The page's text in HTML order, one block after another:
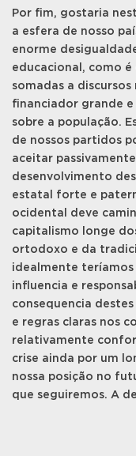
Por fim, gostaria
a esfera de nosso
enorme
educacional, como é
somadas a
financiador grande
sobre a população.
de nossos partidos
aceitar
desenvolvimento
estatal forte e
ocidental deve
capitalismo longe
ortodoxo e da
idealmente teríamos
influencia e
consequencia
e regras claras nos
relativamente
crise ainda por um
nossa posição no
que seguiremos. A